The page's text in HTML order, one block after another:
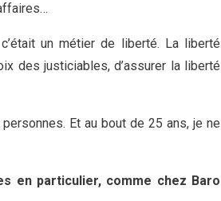
un métier de liberté. La liberté
des justiciables, d’assurer la liberté
Et au bout de 25 ans, je ne
en particulier, comme chez Baro